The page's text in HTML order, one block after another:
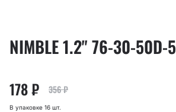
NIMBLE 1.2" 76-30-50D-5
178₽ 356₽
В упаковке 16 шт.